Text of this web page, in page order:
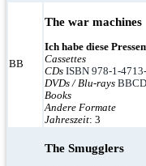
BB
The war machines
Ich habe diese
Cassettes
CDs ISBN 978-1-
DVDs / Blu-rays
Books
Andere Formate
Jahreszeit: 3
The Smugglers